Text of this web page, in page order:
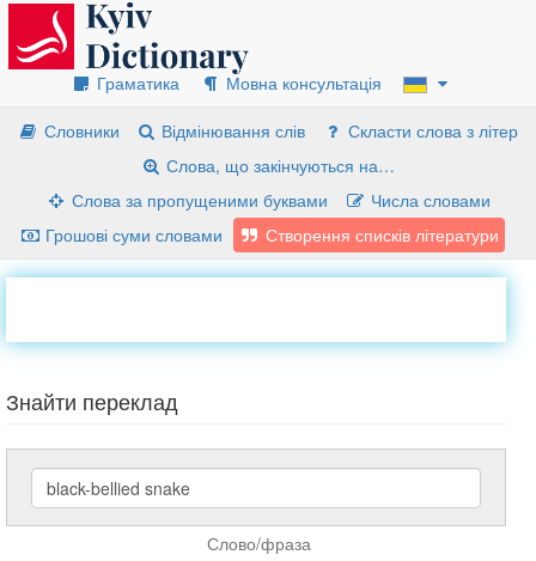
Граматика
Мовна консультація
Словники
Відмінювання слів
Скласти слова з літер
Слова, що закінчуються на…
Слова за пропущеними буквами
Числа словами
Грошові суми словами
Створення списків літератури
Знайти переклад
Слово/фраза